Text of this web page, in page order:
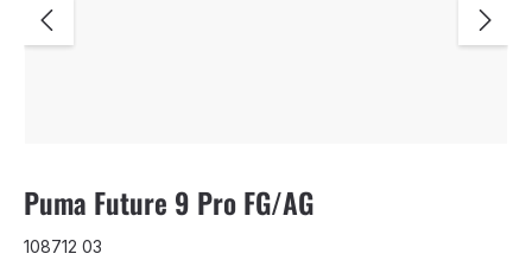
Puma Future 9 Pro FG/AG
108712 03